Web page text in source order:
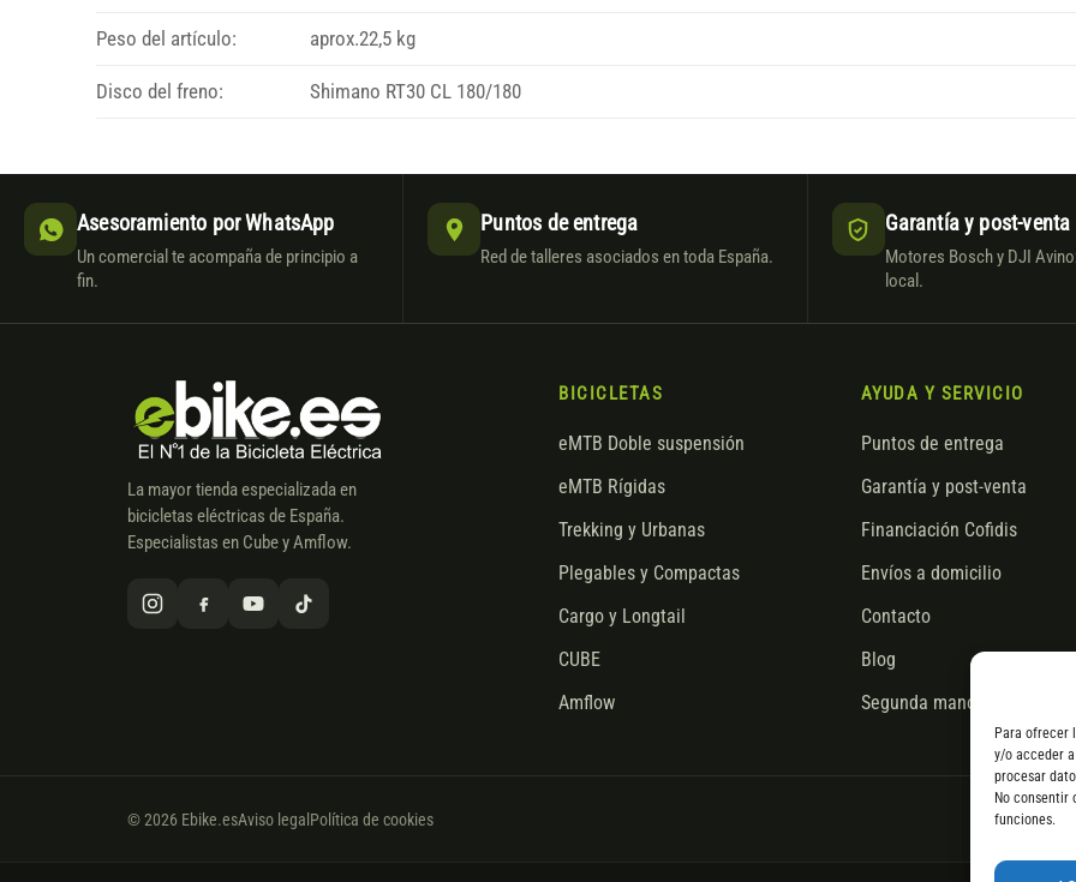
Para ofrecer
y/o acceder
procesar
No
funciones.
Peso del artículo: aprox.22,5 kg
Disco del freno: Shimano RT30 CL 180/180
Asesoramiento por WhatsApp
Un comercial te acompaña de principio a
fin.
Puntos de entrega
Red de talleres asociados en toda España.
Garantía y post-venta
Motores Bosch y DJI
local.
La mayor tienda especializada en
bicicletas eléctricas de España.
Especialistas en Cube y Amflow.
BICICLETAS
eMTB Doble suspensión
eMTB Rígidas
Trekking y Urbanas
Plegables y Compactas
Cargo y Longtail
CUBE
Amflow
AYUDA Y SERVICIO
Puntos de entrega
Garantía y post-venta
Financiación Cofidis
Envíos a domicilio
Contacto
Blog
Segunda mano
© 2026 Ebike.esAviso legal Política de cookies